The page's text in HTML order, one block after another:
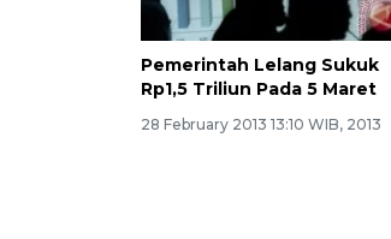
Pemerintah Lelang Sukuk
Rp1,5 Triliun Pada 5 Maret
28 February 2013 13:10 WIB, 2013